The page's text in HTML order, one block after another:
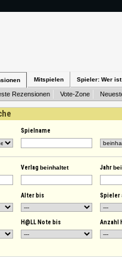
Mitspielen Spieler: Wer
Rezensionen Vote-Zone
Spielname
Verlagbeinhaltet Jahr
Alter bis Spieler
H@LL Note bis Anzahl